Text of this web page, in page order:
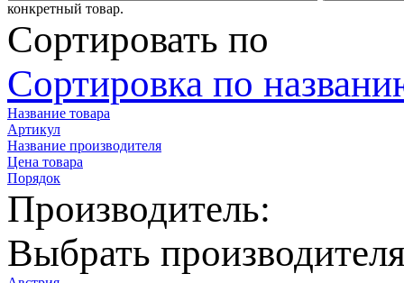
конкретный товар.
Сортировать по
Сортировка по
Название товара
Артикул
Название производителя
Цена товара
Порядок
Производитель:
Выбрать